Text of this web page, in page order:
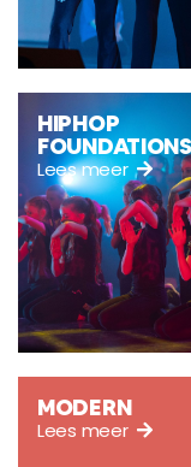
HIPHOP
FOUNDATIONS
Lees meer
MODERN
Lees meer